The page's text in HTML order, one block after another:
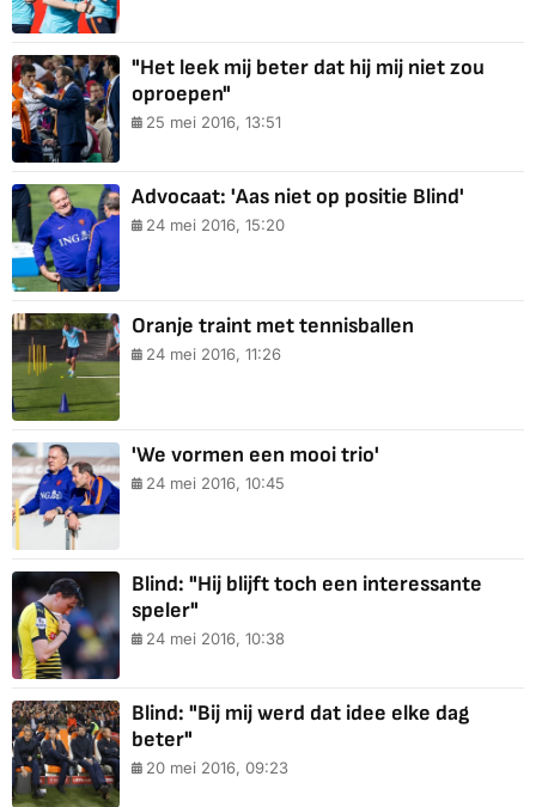
"Het leek mij beter dat hij mij niet zou
oproepen"
25 mei 2016, 13:51
Advocaat: 'Aas niet op positie Blind'
24 mei 2016, 15:20
Oranje traint met tennisballen
24 mei 2016, 11:26
'We vormen een mooi trio'
24 mei 2016, 10:45
Blind: "Hij blijft toch een interessante
speler"
24 mei 2016, 10:38
Blind: "Bij mij werd dat idee elke dag
beter"
20 mei 2016, 09:23